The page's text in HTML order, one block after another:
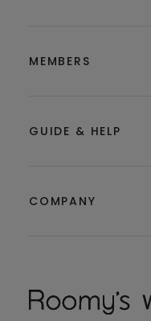
MEMBERS
GUIDE & HELP
COMPANY